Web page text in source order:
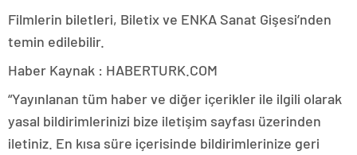
Filmlerin biletleri, Biletix ve ENKA Sanat Gişesi’nden
temin edilebilir.
Haber Kaynak : HABERTURK.COM
“Yayınlanan tüm haber ve diğer içerikler ile ilgili olarak
yasal bildirimlerinizi bize iletişim sayfası üzerinden
iletiniz. En kısa süre içerisinde bildirimlerinize geri